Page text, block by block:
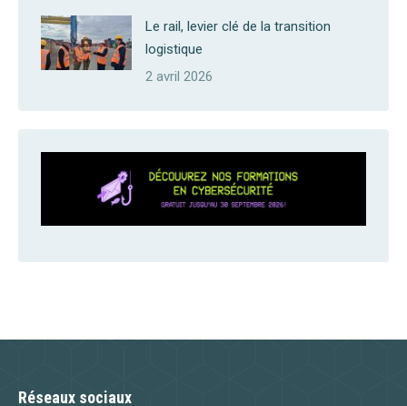
Le rail, levier clé de la transition
logistique
2 avril 2026
Réseaux sociaux